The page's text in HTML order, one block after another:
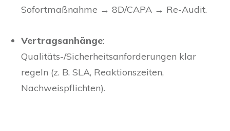
Sofortmaßnahme → 8D/CAPA → Re-Audit.
Vertragsanhänge:
Qualitäts-/Sicherheitsanforderungen klar
regeln (z. B. SLA, Reaktionszeiten,
Nachweispflichten).